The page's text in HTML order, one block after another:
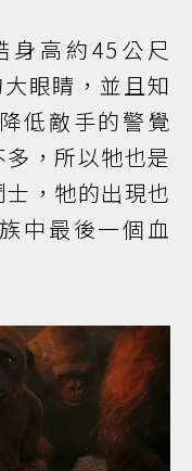
身高約45公尺
眼睛，並且知
低敵手的警覺
，所以牠也是
，牠的出現也
中最後一個血